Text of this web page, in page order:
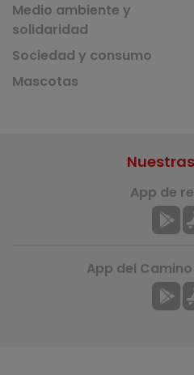
Medio ambiente y
solidaridad
Sociedad y consumo
Mascotas
App de
App del